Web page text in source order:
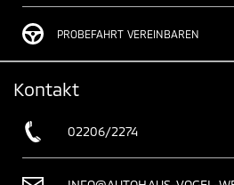
PROBEFAHRT VEREINBAREN
Kontakt
02206/2274